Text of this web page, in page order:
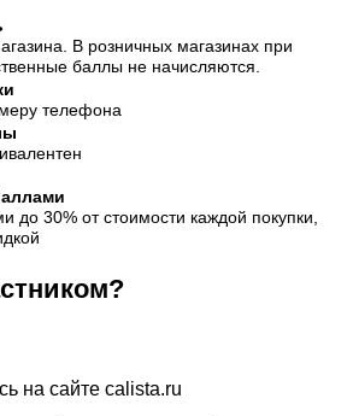
В розничных магазинах при
баллы не начисляются.
телефона
до 30% от стоимости каждой покупки,
на сайте calista.ru